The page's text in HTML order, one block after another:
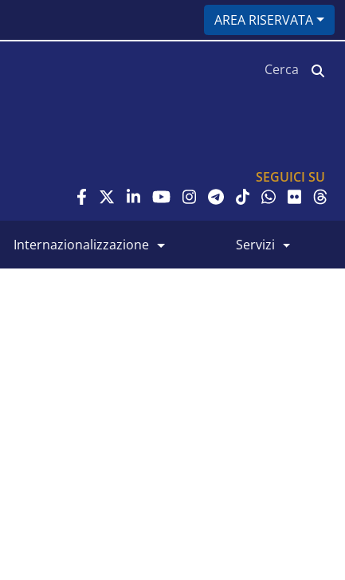
AREA RISERVATA
SEGUICI SU
internazionalizzazione servizi